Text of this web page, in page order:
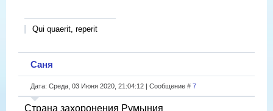
Qui quaerit, reperit
Саня
Дата: Среда, 03 Июня 2020, 21:04:12 | Сообщение # 7
Страна захоронения Румыния